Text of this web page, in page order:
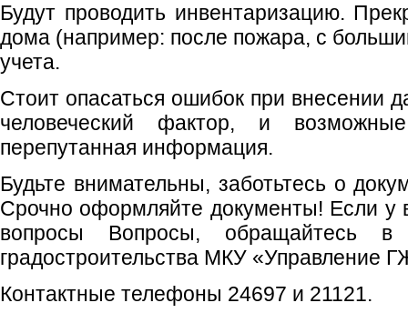
Будут проводить инвентаризацию.
дома (например: после пожара, с
учета.
Стоит опасаться ошибок при внесении
человеческий фактор, и
перепутанная информация.
Будьте внимательны, заботьтесь о
Срочно оформляйте документы! Если у
вопросы Вопросы, обращайтесь в
градостроительства МКУ «Управление
Контактные телефоны 24697 и 21121.